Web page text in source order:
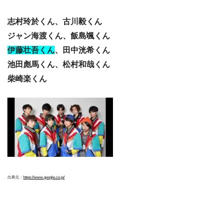
志村玲於くん、古川毅くん
ジャン海渡くん、飯島颯くん
伊藤壮吾くん、田中洸希くん
池田彪馬くん、松村和哉くん
柴崎楽くん
出典元： https://www.google.co.jp/